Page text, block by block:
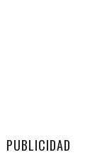
PUBLICIDAD